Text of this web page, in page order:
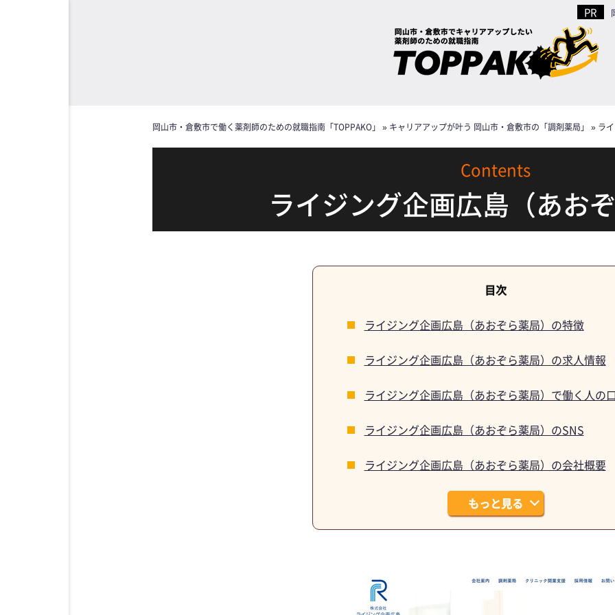
岡山市・倉敷市で働く薬剤師のための就職指南「TOPPAKO」 » キャリアアップが叶う 岡山市・倉敷市の「調剤薬局」 » ラ
ライジング企画広島（あお
ライジング企画広島（あおぞら薬局）の特徴
ライジング企画広島（あおぞら薬局）の求人情報
ライジング企画広島（あおぞら薬局）で働く人の
ライジング企画広島（あおぞら薬局）のSNS
ライジング企画広島（あおぞら薬局）の会社概要
もっと見る